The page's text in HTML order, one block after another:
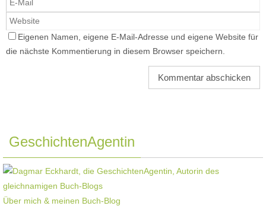
Eigenen Namen, eigene E-Mail-Adresse und eigene Website für
die nächste Kommentierung in diesem Browser speichern.
GeschichtenAgentin
Über mich & meinen Buch-Blog